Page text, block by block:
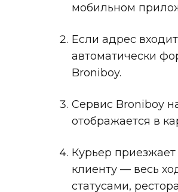
мобильном
Если адрес
автоматически
Broniboy.
Сервис Broniboy
отображается в
Курьер приезжает
клиенту — весь
статусами,